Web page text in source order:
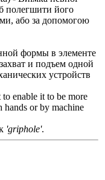
полегшити його
або за допомогою
формы в элементе
и подъем одной
устройств
enable it to be more
hands or by machine
'griphole'.